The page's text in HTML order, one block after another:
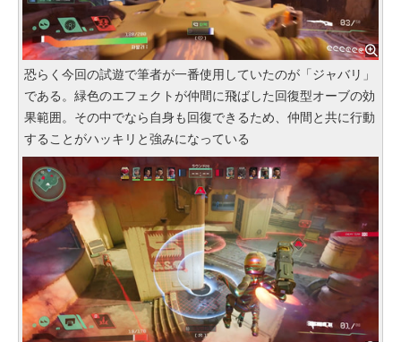
恐らく今回の試遊で筆者が一番使用していたのが「ジャバリ」
である。緑色のエフェクトが仲間に飛ばした回復型オーブの効
果範囲。その中でなら自身も回復できるため、仲間と共に行動
することがハッキリと強みになっている